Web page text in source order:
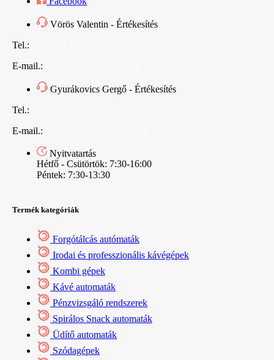
Vörös Valentin - Értékesítés
Tel.:
E-mail.:
Gyurákovics Gergő - Értékesítés
Tel.:
E-mail.:
Nyitvatartás
Hétfő - Csütörtök: 7:30-16:00
Péntek: 7:30-13:30
Termék kategóriák
Forgótálcás autómaták
Irodai és professzionális kávégépek
Kombi gépek
Kávé automaták
Pénzvizsgáló rendszerek
Spirálos Snack automaták
Üdítő automaták
Szódagépek